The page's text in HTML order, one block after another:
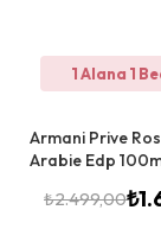
1 Alana 1
Armani Prive
Arabie Edp
₺2.499,00₺